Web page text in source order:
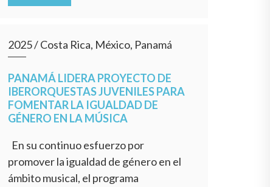
2025/Costa Rica, México, Panamá
PANAMÁ LIDERA PROYECTO DE
IBERORQUESTAS JUVENILES PARA
FOMENTAR LA IGUALDAD DE
GÉNERO EN LA MÚSICA
En su continuo esfuerzo por
promover la igualdad de género en el
ámbito musical, el programa